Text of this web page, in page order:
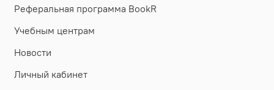
Реферальная программа BookR
Учебным центрам
Новости
Личный кабинет